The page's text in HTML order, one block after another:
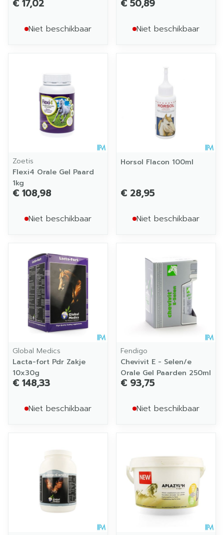
€ 17,02
Niet beschikbaar
€ 50,89
Niet beschikbaar
Zoetis
Flexi4 Orale Gel Paard
1kg
€ 108,98
Niet beschikbaar
Horsol Flacon 100ml
€ 28,95
Niet beschikbaar
Global Medics
Lacta-fort Pdr Zakje
10x30g
€ 148,33
Niet beschikbaar
Fendigo
Chevivit E - Selen/e
Orale Gel Paarden 250ml
€ 93,75
Niet beschikbaar